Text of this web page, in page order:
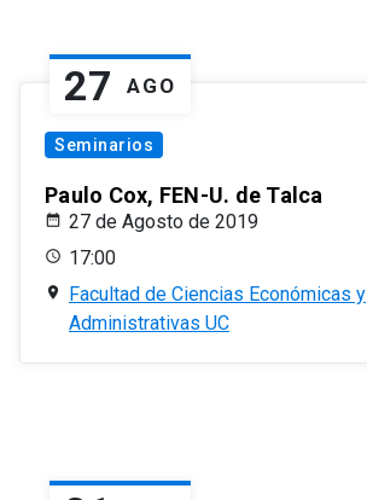
27 AGO
Seminarios
Paulo Cox, FEN-U. de Talca
27 de Agosto de 2019
17:00
Facultad de Ciencias Económicas y
Administrativas UC